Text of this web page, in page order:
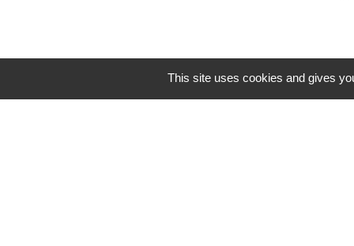
This site uses cookies and gives